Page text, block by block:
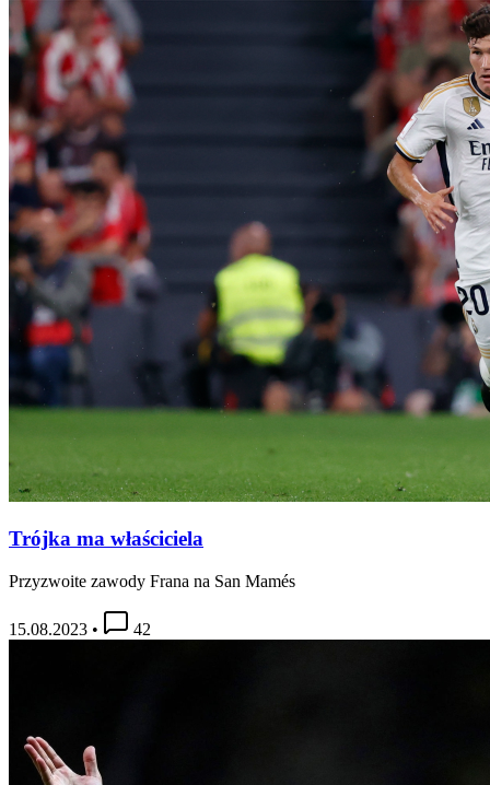
Trójka ma właściciela
Przyzwoite zawody Frana na San Mamés
15.08.2023 • 42